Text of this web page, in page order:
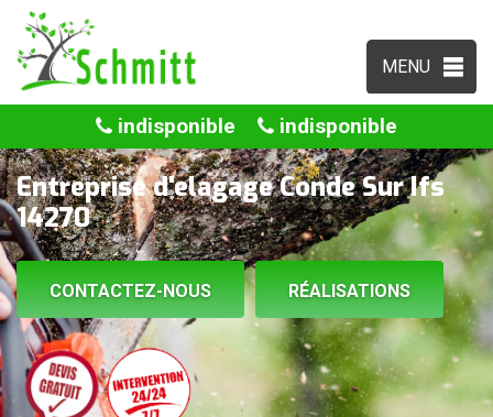
MENU
indisponible indisponible
Entreprise d'elagage Conde Sur Ifs
14270
CONTACTEZ-NOUS RÉALISATIONS